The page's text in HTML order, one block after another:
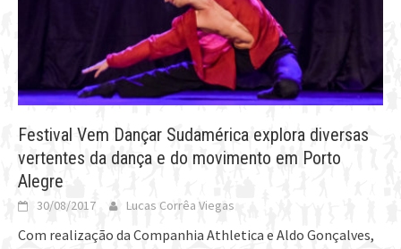
Festival Vem Dançar Sudamérica explora diversas
vertentes da dança e do movimento em Porto
Alegre
30/08/2017 Lucas Corrêa Viegas
Com realização da Companhia Athletica e Aldo Gonçalves,